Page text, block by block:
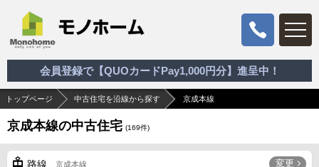
会員登録で【QUOカードPay1,000円分】進呈中！
トップページ 中古住宅を沿線から探す 京成本線
京成本線の中古住宅 (169件)
路線 京成本線 変更